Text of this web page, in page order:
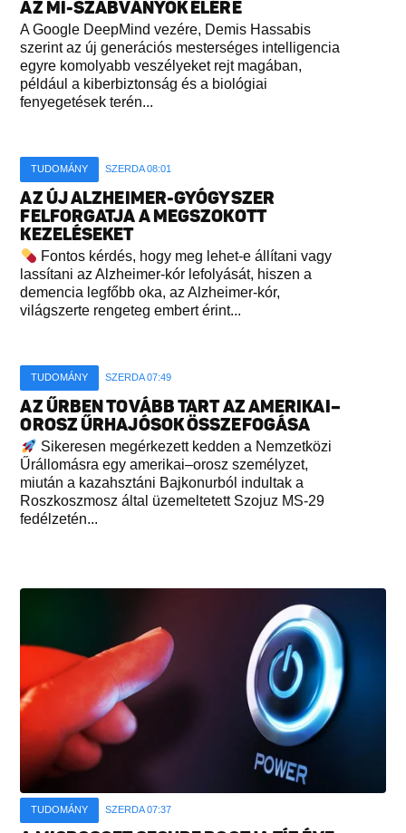
AZ MI-SZABVÁNYOK ÉLÉRE
A Google DeepMind vezére, Demis Hassabis
szerint az új generációs mesterséges intelligencia
egyre komolyabb veszélyeket rejt magában,
például a kiberbiztonság és a biológiai
fenyegetések terén...
TUDOMÁNY SZERDA 08:01
AZ ÚJ ALZHEIMER-GYÓGYSZER
FELFORGATJA A MEGSZOKOTT
KEZELÉSEKET
Fontos kérdés, hogy meg lehet-e állítani vagy
lassítani az Alzheimer-kór lefolyását, hiszen a
demencia legfőbb oka, az Alzheimer-kór,
világszerte rengeteg embert érint...
TUDOMÁNY SZERDA 07:49
AZ ŰRBEN TOVÁBB TART AZ AMERIKAI–
OROSZ ŰRHAJÓSOK ÖSSZEFOGÁSA
Sikeresen megérkezett kedden a Nemzetközi
Űrállomásra egy amerikai–orosz személyzet,
miután a kazahsztáni Bajkonurból indultak a
Roszkoszmosz által üzemeltetett Szojuz MS-29
fedélzetén...
TUDOMÁNY SZERDA 07:37